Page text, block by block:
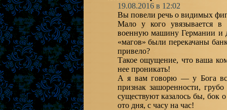
19.08.2016 в 12:02
Вы повели речь о видимых
Мало у кого увязывается в
военную машину Германии и
«магов» были перекачаны
привело?
Такое ощущение, что ваша
нее проникать!
А я вам говорю — у Бога
признак зашоренности,
существуют казалось бы, бок
ото дня, с часу на час!